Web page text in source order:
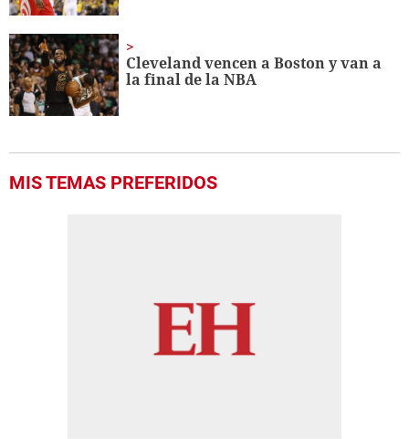
Cleveland vencen a Boston y van a
la final de la NBA
MIS TEMAS PREFERIDOS